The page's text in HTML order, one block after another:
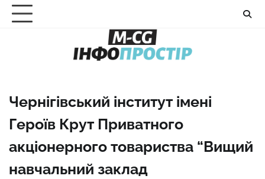
Перейти
Чернігівський інститут імені
Героїв Крут Приватного
акціонерного товариства “Вищий
навчальний заклад